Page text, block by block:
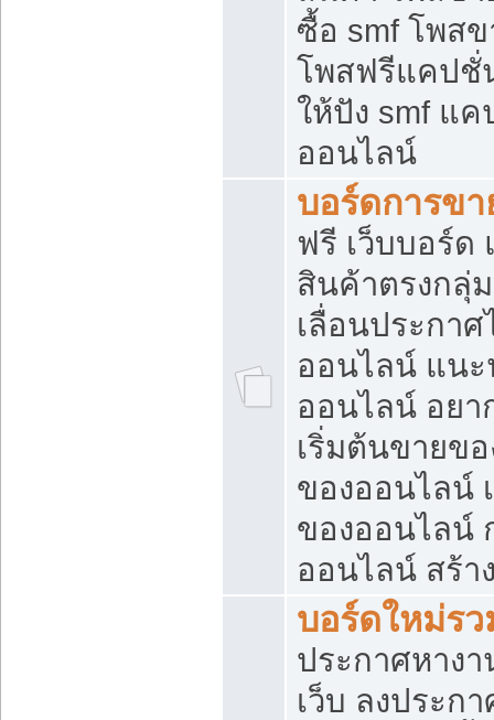
ซื้อ smf โพส
โพสฟรีแคปชั่
ให้ปัง smf แ
ออนไลน์
บอร์ดการข
ฟรี เว็บบอร์ด
สินค้าตรงกลุ่
เลื่อนประกา
ออนไลน์ แนะ
ออนไลน์ อย
เริ่มต้นขายข
ของออนไลน์
ของออนไลน์
ออนไลน์ สร้า
บอร์ดใหม่ร
ประกาศหาง
เว็บ ลงประก